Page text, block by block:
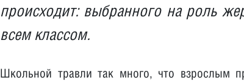
происходит: выбранного на роль
всем классом.
Школьной травли так много, что взрослым